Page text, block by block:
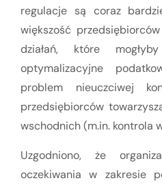
regulacje są coraz
większość
działań, które
optymalizacyjne
problem nieuczciwej
przedsiębiorców
wschodnich (m.in. kontrola
Uzgodniono, że
oczekiwania w zakresie